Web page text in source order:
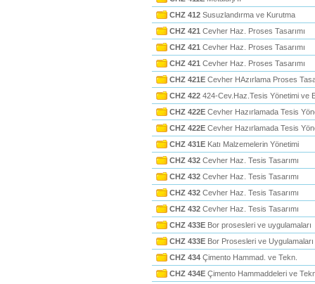
CHZ 412 Susuzlandırma ve Kurutma
CHZ 421 Cevher Haz. Proses Tasarımı
CHZ 421 Cevher Haz. Proses Tasarımı
CHZ 421 Cevher Haz. Proses Tasarımı
CHZ 421E Cevher HAzırlama Proses
CHZ 422 424-Cev.Haz.Tesis Yönetimi ve
CHZ 422E Cevher Hazırlamada Tesis
CHZ 422E Cevher Hazırlamada Tesis
CHZ 431E Katı Malzemelerin Yönetimi
CHZ 432 Cevher Haz. Tesis Tasarımı
CHZ 432 Cevher Haz. Tesis Tasarımı
CHZ 432 Cevher Haz. Tesis Tasarımı
CHZ 432 Cevher Haz. Tesis Tasarımı
CHZ 433E Bor prosesleri ve uygulamaları
CHZ 433E Bor Prosesleri ve Uygulamaları
CHZ 434 Çimento Hammad. ve Tekn.
CHZ 434E Çimento Hammaddeleri ve